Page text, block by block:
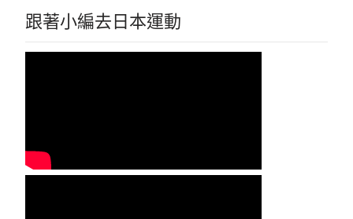
跟著小編去日本運動